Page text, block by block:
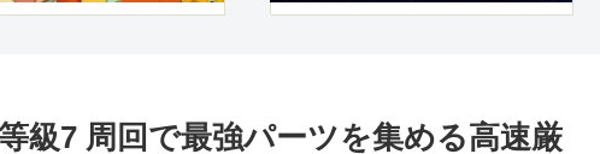
級7 周回で最強パーツを集める高速厳